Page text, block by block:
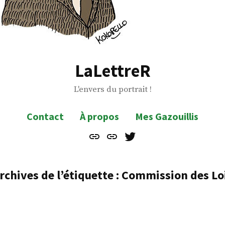
LaLettreR
L'envers du portrait !
Contact À propos
Mes Gazouillis
Contact
À
Mes
de l’étiquette : Commission des